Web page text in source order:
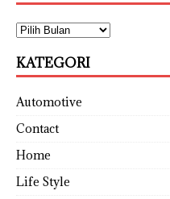
KATEGORI
Automotive
Contact
Home
Life Style